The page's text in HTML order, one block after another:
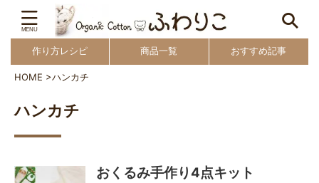
作り方レシピ 商品一覧 おすすめ記事
HOME >ハンカチ
ハンカチ
おくるみ手作り4点キット